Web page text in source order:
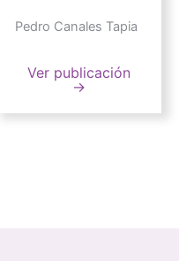
Pedro Canales Tapia
Ver publicación
→